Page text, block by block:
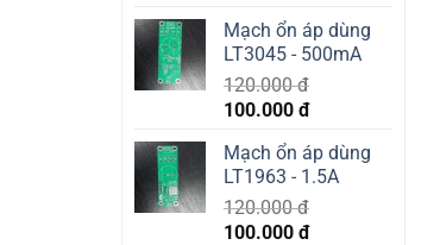
was:
400.000 đ.
is:
350.000 đ.
Mạch ổn áp dùng
LT3045 - 500mA
120.000đ
Original
was:
120.000 đ.
100.000 đCurrent
is:
100.000 đ.
Mạch ổn áp dùng
LT1963 - 1.5A
120.000đ
Original
100.000 đCurrent